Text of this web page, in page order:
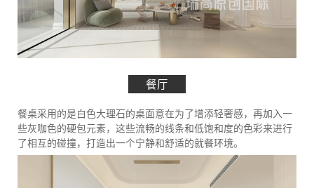
餐厅
餐桌采用的是白色大理石的桌面意在为了增添轻奢感，再加入一
些灰咖色的硬包元素，这些流畅的线条和低饱和度的色彩来进行
了相互的碰撞，打造出一个宁静和舒适的就餐环境。